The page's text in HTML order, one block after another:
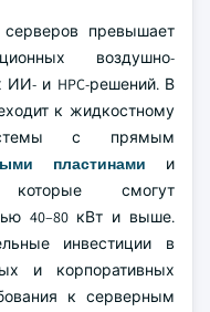
серверов превышает
воздушно-
и HPC-решений. В
к жидкостному
с прямым
пластинами и
смогут
40–80 кВт и выше.
инвестиции в
и корпоративных
к серверным